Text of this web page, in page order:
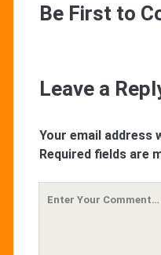
Be First to
Leave a
Your email address
Required fields are